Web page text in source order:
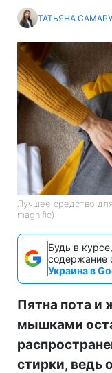
ТАТЬЯНА
Лучшее средство
magnific)
Будь в
содержание
Украина в
Пятна пота и
мышками
стирки, ведь